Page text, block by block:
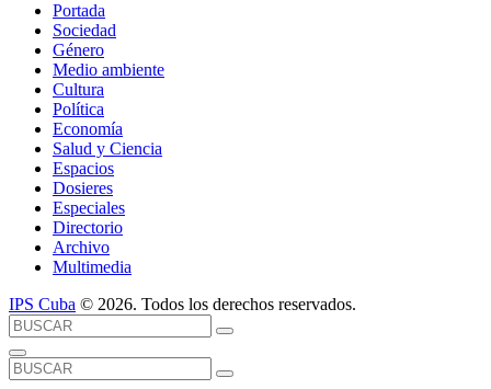
Portada
Sociedad
Género
Medio ambiente
Cultura
Política
Economía
Salud y Ciencia
Espacios
Dosieres
Especiales
Directorio
Archivo
Multimedia
IPS Cuba © 2026. Todos los derechos reservados.